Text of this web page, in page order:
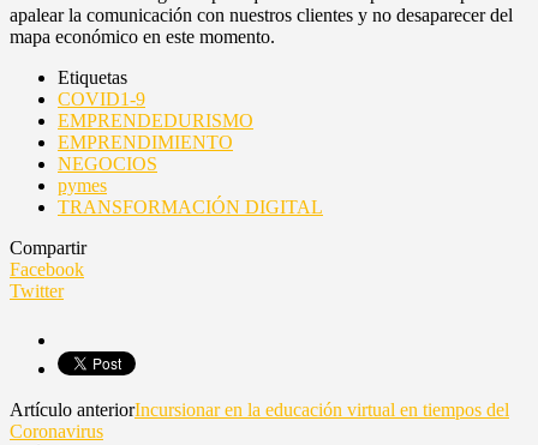
apalear la comunicación con nuestros clientes y no desaparecer del
mapa económico en este momento.
Etiquetas
COVID1-9
EMPRENDEDURISMO
EMPRENDIMIENTO
NEGOCIOS
pymes
TRANSFORMACIÓN DIGITAL
Compartir
Facebook
Twitter
Artículo anteriorIncursionar en la educación virtual en tiempos del
Coronavirus